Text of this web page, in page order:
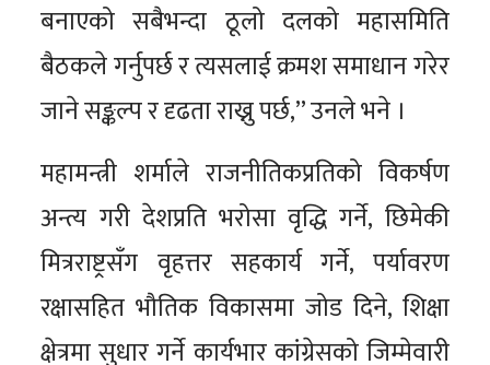
बनाएको सबैभन्दा ठूलो दलको महासमिति
बैठकले गर्नुपर्छ र त्यसलाई क्रमश समाधान गरेर
जाने सङ्कल्प र दृढता राख्नु पर्छ,” उनले भने ।
महामन्त्री शर्माले राजनीतिकप्रतिको विकर्षण
अन्त्य गरी देशप्रति भरोसा वृद्धि गर्ने, छिमेकी
मित्रराष्ट्रसँग वृहत्तर सहकार्य गर्ने, पर्यावरण
रक्षासहित भौतिक विकासमा जोड दिने, शिक्षा
क्षेत्रमा सुधार गर्ने कार्यभार कांग्रेसको जिम्मेवारी